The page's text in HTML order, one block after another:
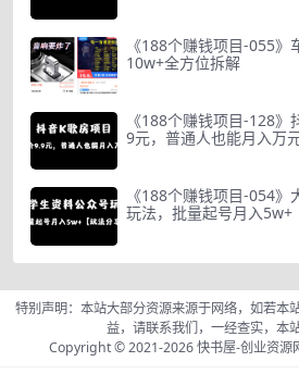
《188个赚钱项目-055
10w+全方位拆解
《188个赚钱项目-128
9元，普通人也能月入万
《188个赚钱项目-054
玩法，批量起号月入5w+
特别声明：本站大部分资源来源于网络，如若本
益，请联系我们，一经查实，本
Copyright © 2021-2026快书屋-创业资源